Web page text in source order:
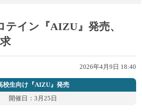
テイン『AIZU』発売、
2026年4月9日 18:40
校生向け『AIZU』発売
開催日：3月25日